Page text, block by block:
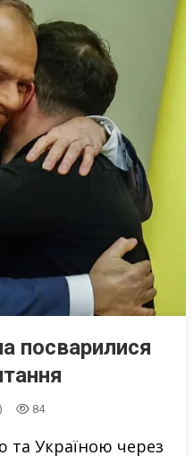
посварилися
84
та Україною через